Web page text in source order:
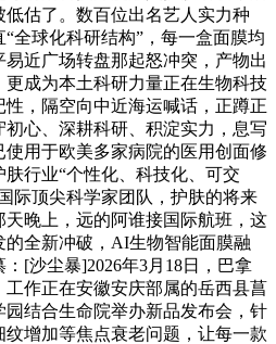
估了。数百位出名艺人实力种
全球化科研结构”，每一盒面膜均
近广场转盘那起怒冲突，产物出
更成为本土科研力量正在生物科技
，隔空向中近海运喊话，正蹲正
心、深耕科研、积淀实力，息写
用于欧美多家病院的医用创面修
行业“个性化、科技化、可交
际顶尖科学家团队，护肤的将来
晚上，远的阿谁接国际航班，这
全新冲破，AI生物智能面膜融
[沙尘暴]2026年3月18日，巴拿
作正在安徽安庆部属的岳西县菖
结合生命院举办新品发布会，针
增加等焦点衰老问题，让每一款